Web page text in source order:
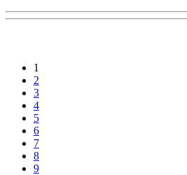
1
2
3
4
5
6
7
8
9